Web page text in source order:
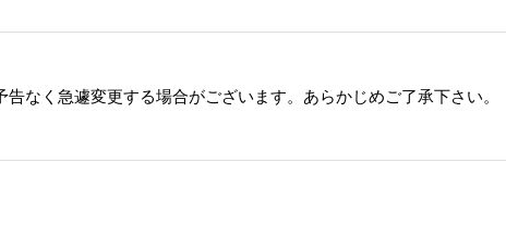
なく急遽変更する場合がございます。あらかじめご了承下さい。